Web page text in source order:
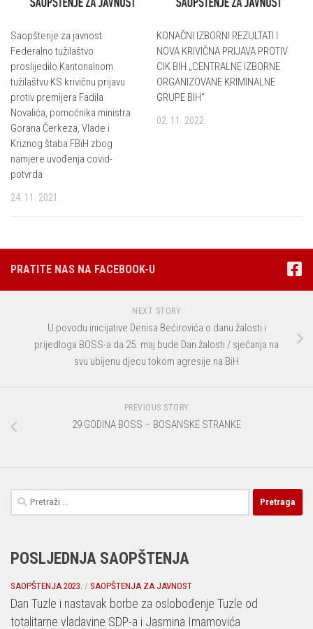
Saopštenje za javnost
Federalno tužilaštvo
proslijedilo Kantonalnom
tužilaštvu KS krivičnu prijavu
protiv premijera Fadila
Novalića, pomoćnika ministra
Gorana Čerkeza, Vlade i
Kriznog štaba FBiH zbog
namjere uvođenja covid-
potvrda
24. 11. 2021.
KONAČNI IZBORNI REZULTATI I
NOVA KRIVIČNA PRIJAVA PROTIV
CIK BIH „CENTRALNE IZBORNE
ORGANIZOVANE KRIMINALNE
GRUPE BIH“
02. 11. 2022.
PRATITE NAS NA FACEBOOK-U
NEXT STORY
U povodu inicijative Denisa Bećirovića o danu žalosti i
prijedloga BOSS-a da 25. maj bude Dan žalosti / sjećanja na
svu ubijenu djecu tokom agresije na BiH
PREVIOUS STORY
29 GODINA BOSS – BOSANSKE STRANKE
Pretraga:
POSLJEDNJA SAOPŠTENJA
SAOPŠTENJA 2023. / SAOPŠTENJA ZA JAVNOST
Dan Tuzle i nastavak borbe za oslobođenje Tuzle od
totalitarne vladavine SDP-a i Jasmina Imamovića